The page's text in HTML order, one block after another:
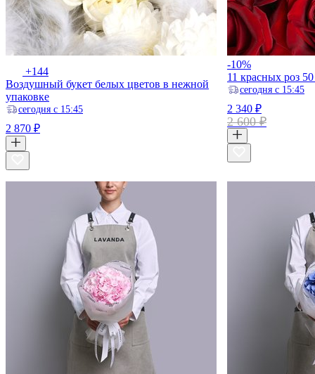
+144
Воздушный букет белых цветов в нежной
упаковке
ceгодня с 15:45
2 870 ₽
-10%
11 красных роз
ceгодня с 15:45
2 340 ₽
2 600 ₽